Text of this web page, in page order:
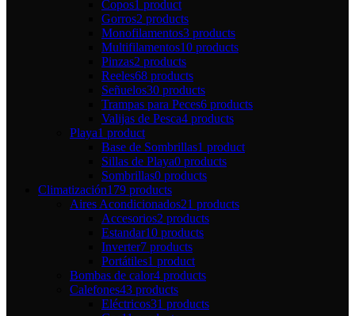
Copos1 product
Gorros2 products
Monofilamentos3 products
Multifilamentos10 products
Pinzas2 products
Reeles68 products
Señuelos30 products
Trampas para Peces6 products
Valijas de Pesca4 products
Playa1 product
Base de Sombrillas1 product
Sillas de Playa0 products
Sombrillas0 products
Climatización179 products
Aires Acondicionados21 products
Accesorios2 products
Estandar10 products
Inverter7 products
Portátiles1 product
Bombas de calor4 products
Calefones43 products
Eléctricos31 products